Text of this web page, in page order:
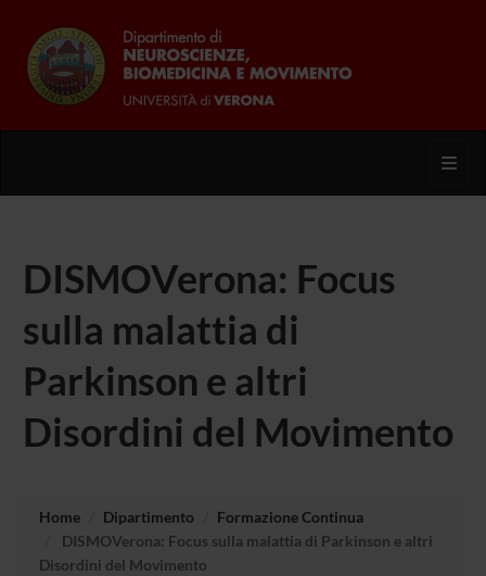
DISMOVerona: Focus
sulla malattia di
Parkinson e altri
Disordini del Movimento
Home Dipartimento
Formazione Continua
DISMOVerona: Focus sulla malattia di Parkinson e altri
Disordini del Movimento